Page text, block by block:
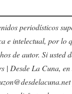
periodísticos
e intelectual, por lo
de autor. Si usted
| Desde La Cuna,